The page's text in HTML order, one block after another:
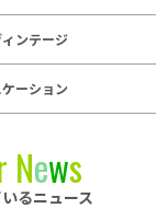
ンテージ
ーション
News
るニュース